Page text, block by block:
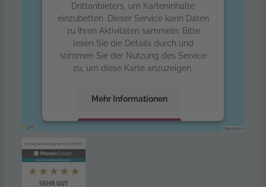
Drittanbieters, um Karteninhalte
einzubetten. Dieser Service kann Daten
zu Ihren Aktivitäten sammeln. Bitte
lesen Sie die Details durch und
stimmen Sie der Nutzung des Service
zu, um diese Karte anzuzeigen.
Mehr Informationen
powered by